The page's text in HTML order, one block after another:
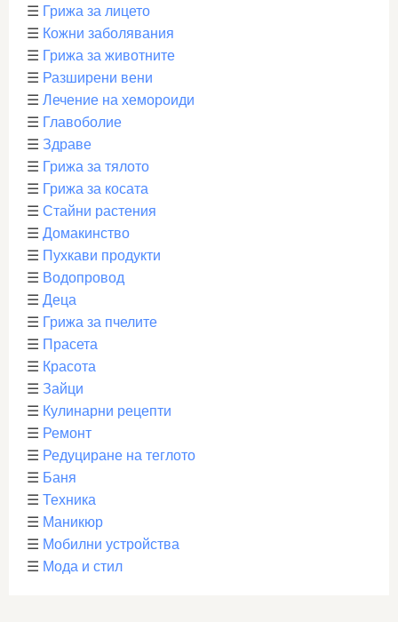
☰ Грижа за лицето
☰ Кожни заболявания
☰ Грижа за животните
☰ Разширени вени
☰ Лечение на хемороиди
☰ Главоболие
☰ Здраве
☰ Грижа за тялото
☰ Грижа за косата
☰ Стайни растения
☰ Домакинство
☰ Пухкави продукти
☰ Водопровод
☰ Деца
☰ Грижа за пчелите
☰ Прасета
☰ Красота
☰ Зайци
☰ Кулинарни рецепти
☰ Ремонт
☰ Редуциране на теглото
☰ Баня
☰ Техника
☰ Маникюр
☰ Мобилни устройства
☰ Мода и стил